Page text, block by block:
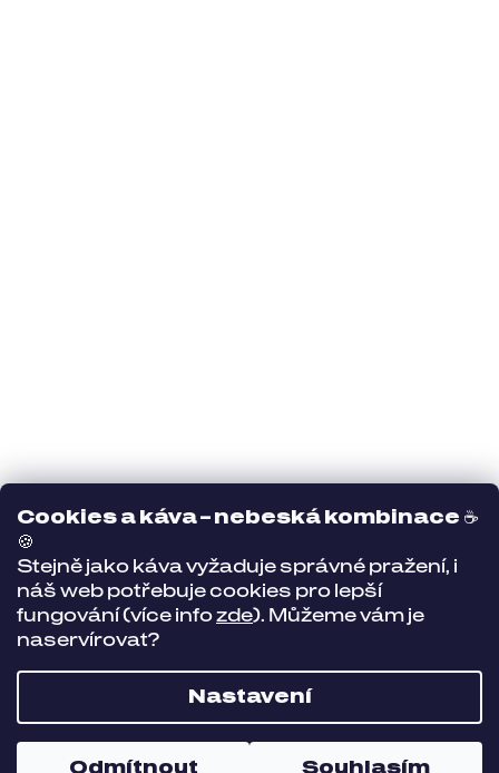
Cookies a káva – nebeská kombinace ☕
🍪
Stejně jako káva vyžaduje správné pražení, i
náš web potřebuje cookies pro lepší
fungování (více infozde). Můžeme vám je
naservírovat?
Nastavení
Odmítnout Souhlasím